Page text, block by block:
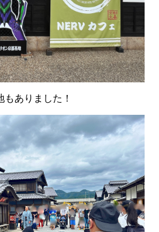
もありました！